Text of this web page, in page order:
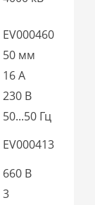
EV000460
50 мм
16 А
230 В
50...50 Гц
EV000413
660 В
3